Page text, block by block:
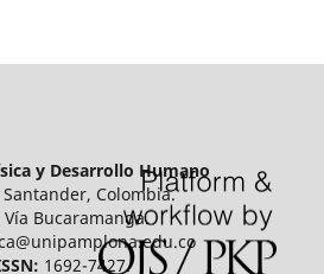
y Desarrollo Humano
Colombia.
Bucaramanga.
1692-7427.